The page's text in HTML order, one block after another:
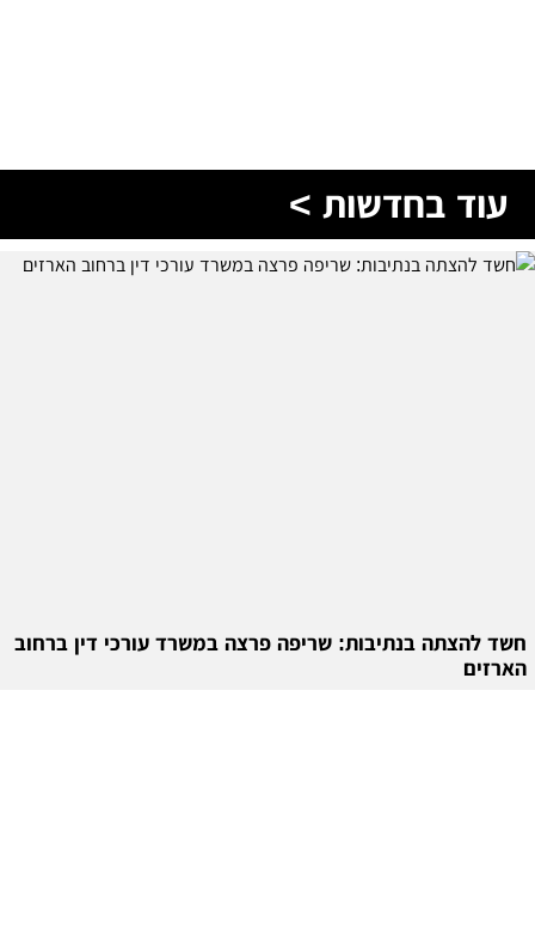
עוד בחדשות >
חשד להצתה בנתיבות: שריפה פרצה במשרד עורכי דין ברחוב
הארזים